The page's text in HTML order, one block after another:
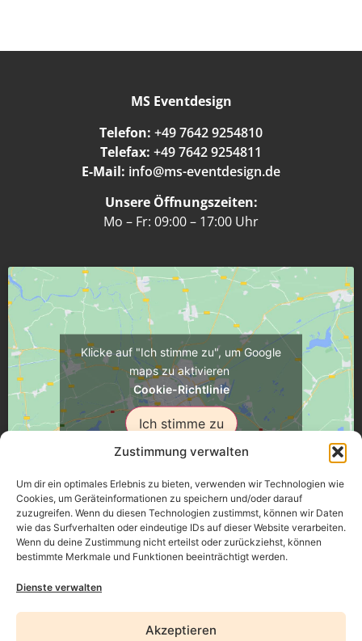
Zustimmung verwalten
Um dir ein optimales Erlebnis zu bieten, verwenden wir Technologien wie
Cookies, um Geräteinformationen zu speichern und/oder darauf
zuzugreifen. Wenn du diesen Technologien zustimmst, können wir Daten
wie das Surfverhalten oder eindeutige IDs auf dieser Website verarbeiten.
Wenn du deine Zustimmung nicht erteilst oder zurückziehst, können
bestimmte Merkmale und Funktionen beeinträchtigt werden.
Dienste verwalten
Akzeptieren
MS Eventdesign
Telefon: +49 7642 9254810
Telefax: +49 7642 9254811
E-Mail: info@ms-eventdesign.de
Unsere Öffnungszeiten:
Mo – Fr: 09:00 – 17:00 Uhr
Klicke auf "Ich stimme zu", um Google
maps zu aktivieren
Cookie-Richtlinie
Ich stimme zu
Üsenberger Strasse 11, 79346 Endingen a.K.
Datenschutz